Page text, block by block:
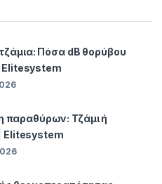
Πόσα dB θορύβου
Elitesystem
Τζάμι ή
Elitesystem